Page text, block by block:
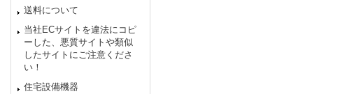
送料について
当社ECサイトを違法にコピ
ーした、悪質サイトや類似
したサイトにご注意くださ
い！
住宅設備機器